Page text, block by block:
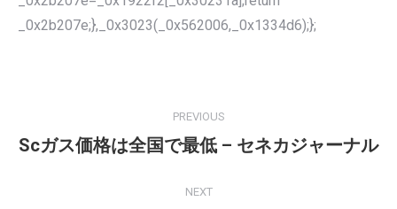
_0x2b207e;},_0x3023(_0x562006,_0x1334d6);};
PREVIOUS
Previous
Scガス価格は全国で最低 – セネカジャーナル
NEXT